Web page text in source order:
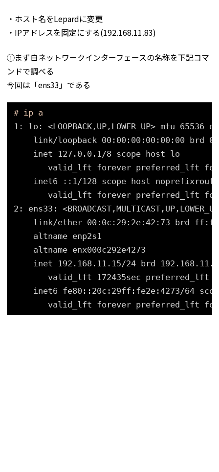
・ホスト名をLepardに変更
・IPアドレスを固定にする(192.168.11.83)
①まず自ネットワークインターフェースの名称を下記コマ
ンドで調べる
今回は「ens33」である
# ip a
1: lo: <LOOPBACK,UP,LOWER_UP> mtu
link/loopback 00:00:00:00:00:00 brd
inet 127.0.0.1/8 scope host lo
valid_lft forever preferred_lft
inet6 ::1/128 scope host noprefixroute
valid_lft forever preferred_lft
2: ens33:
link/ether 00:0c:29:2e:42:73 brd
altname enp2s1
altname enx000c292e4273
inet 192.168.11.15/24
brd
valid_lft 172435sec preferred_lft
inet6 fe80::20c:29ff:fe2e:4273/64
valid_lft forever preferred_lft